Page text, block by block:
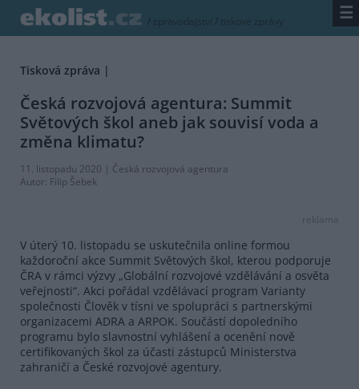
/ zpravodajství / tiskové zprávy ☰
Tisková zpráva |
Česká rozvojová agentura: Summit
Světových škol aneb jak souvisí voda a
změna klimatu?
11. listopadu 2020 | Česká rozvojová agentura
Autor: Filip Šebek
reklama
V úterý 10. listopadu se uskutečnila online formou
každoroční akce Summit Světových škol, kterou podporuje
ČRA v rámci výzvy „Globální rozvojové vzdělávání a osvěta
veřejnosti“. Akci pořádal vzdělávací program Varianty
společnosti Člověk v tísni ve spolupráci s partnerskými
organizacemi ADRA a ARPOK. Součástí dopoledního
programu bylo slavnostní vyhlášení a ocenění nově
certifikovaných škol za účasti zástupců Ministerstva
zahraničí a České rozvojové agentury.